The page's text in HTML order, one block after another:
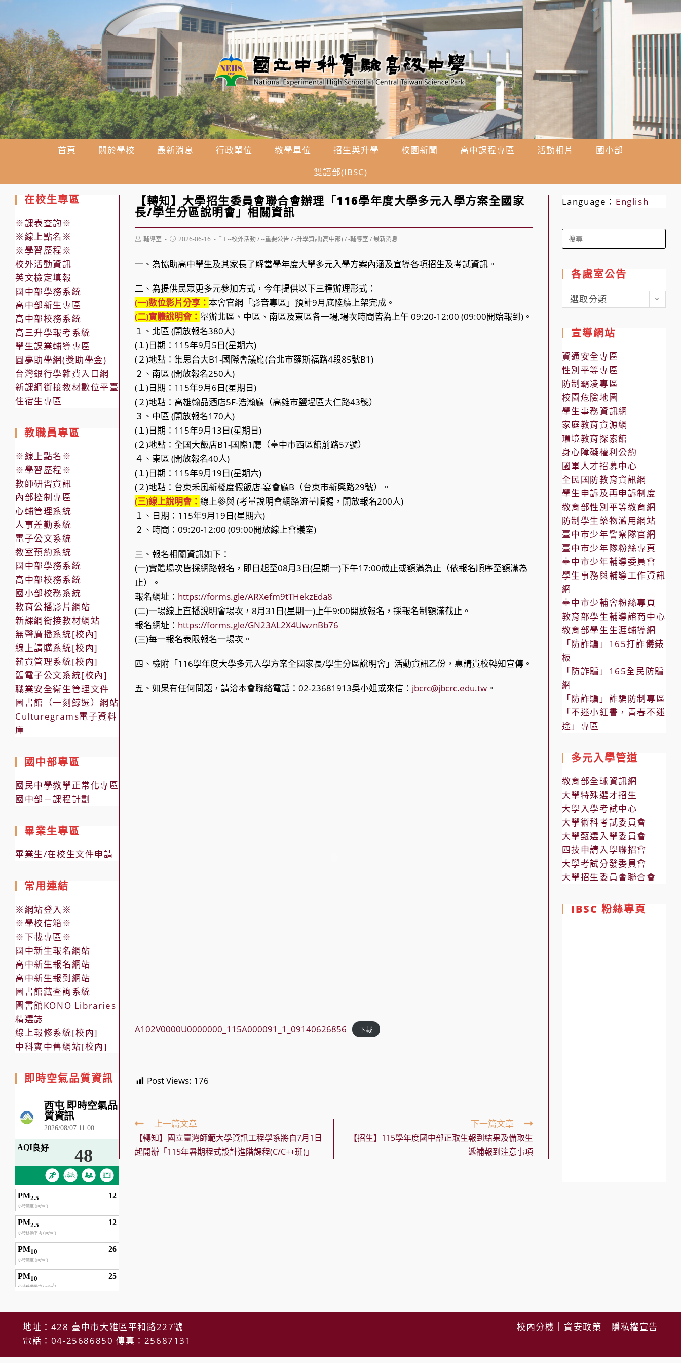
至
主
要
內
容
首頁 關於學校 最新消息 行政單位 教學單位 招生與升學 校園新聞 高中課程專區 活動相片
國小部
雙語部(IBSC)
【轉知】大學招生委員會聯合會辦理「116學年度大學多元入學方案全國家
長/學生分區說明會」相關資訊
Post輔導室
Post2026-06-16
Post--校外活動 / --重要公告 / -升學資訊(高中部) / -輔導室 / 最新消息
一、為協助高中學生及其家長了解當學年度大學多元入學方案內涵及宣導各項招生及考試資訊。
二、為提供民眾更多元參加方式，今年提供以下三種辦理形式：
(一)數位影片分享：本會官網「影音專區」預計9月底陸續上架完成。
(二)實體說明會：舉辦北區、中區、南區及東區各一場,場次時間皆為上午 09:20-12:00 (09:00開始報到)。
１、北區 (開放報名380人)
(１)日期：115年9月5日(星期六)
(２)地點：集思台大B1-國際會議廳(台北市羅斯福路4段85號B1)
２、南區 (開放報名250人)
(１)日期：115年9月6日(星期日)
(２)地點：高雄翰品酒店5F-浩瀚廳（高雄市鹽埕區大仁路43號）
３、中區 (開放報名170人)
(１)日期：115年9月13日(星期日)
(２)地點：全國大飯店B1-國際1廳（臺中市西區館前路57號）
４、東區 (開放報名40人)
(１)日期：115年9月19日(星期六)
(２)地點：台東禾風新棧度假飯店-宴會廳B（台東市新興路29號）。
(三)線上說明會：線上參與 (考量說明會網路流量順暢，開放報名200人)
１、日期：115年9月19日(星期六)
２、時間：09:20-12:00 (09:00開放線上會議室)
三、報名相關資訊如下：
(一)實體場次皆採網路報名，即日起至08月3日(星期一)下午17:00截止或額滿為止（依報名順序至額滿為
止）。
報名網址： https://forms.gle/ARXefm9tTHekzEda8
(二)一場線上直播說明會場次，8月31日(星期一)上午9:00開放報名，採報名制額滿截止。
報名網址： https://forms.gle/GN23AL2X4UwznBb76
(三)每一報名表限報名一場次。
四、檢附「116學年度大學多元入學方案全國家長/學生分區說明會」活動資訊乙份，惠請貴校轉知宣傳。
五、如果有任何問題，請洽本會聯絡電話：02-23681913吳小姐或來信： jbcrc@jbcrc.edu.tw 。
A102V0000U0000000_115A000091_1_09140626856 下載
Post Views: 176
Read
more
articles
上一篇文章
【轉知】國立臺灣師範大學資訊工程學系將自7月1日
起開辦「115年暑期程式設計進階課程(C/C++班)」
下一篇文章
【招生】115學年度國中部正取生報到結果及備取生
遞補報到注意事項
在校生專區
※課表查詢※
※線上點名※
※學習歷程※
校外活動資訊
英文檢定填報
國中部學務系統
高中部新生專區
高中部校務系統
高三升學報考系統
學生課業輔導專區
圓夢助學網(獎助學金)
台灣銀行學雜費入口網
新課綱銜接教材數位平臺
住宿生專區
教職員專區
※線上點名※
※學習歷程※
教師研習資訊
內部控制專區
心輔管理系統
人事差勤系統
電子公文系統
教室預約系統
國中部學務系統
高中部校務系統
國小部校務系統
教育公播影片網站
新課綱銜接教材網站
無聲廣播系統[校內]
線上請購系統[校內]
薪資管理系統[校內]
舊電子公文系統[校內]
職業安全衛生管理文件
圖書館（一刻鯨選）網站
Culturegrams電子資料
庫
國中部專區
國民中學教學正常化專區
國中部－課程計劃
畢業生專區
畢業生/在校生文件申請
常用連結
※網站登入※
※學校信箱※
※下載專區※
國中新生報名網站
高中新生報名網站
高中新生報到網站
圖書館藏查詢系統
圖書館KONO Libraries
精選誌
線上報修系統[校內]
中科實中舊網站[校內]
即時空氣品質資訊
Language： English
Search
for:
各處室公告
各
處
公
告
選取分類
宣導網站
資通安全專區
性別平等專區
防制霸凌專區
校園危險地圖
學生事務資訊網
家庭教育資源網
環境教育探索館
身心障礙權利公約
國軍人才招募中心
全民國防教育資訊網
學生申訴及再申訴制度
教育部性別平等教育網
防制學生藥物濫用網站
臺中市少年警察隊官網
臺中市少年隊粉絲專頁
臺中市少年輔導委員會
學生事務與輔導工作資訊
網
臺中市少輔會粉絲專頁
教育部學生輔導諮商中心
教育部學生生涯輔導網
「防詐騙」165打詐儀錶
板
「防詐騙」165全民防騙
網
「防詐騙」詐騙防制專區
「不迷小紅書，青春不迷
途」專區
多元入學管道
教育部全球資訊網
大學特殊選才招生
大學入學考試中心
大學術科考試委員會
大學甄選入學委員會
四技申請入學聯招會
大學考試分發委員會
大學招生委員會聯合會
IBSC 粉絲專頁
地址：428 臺中市大雅區平和路227號
電話：04-25686850 傳真：25687131
校內分機 資安政策 隱私權宣告